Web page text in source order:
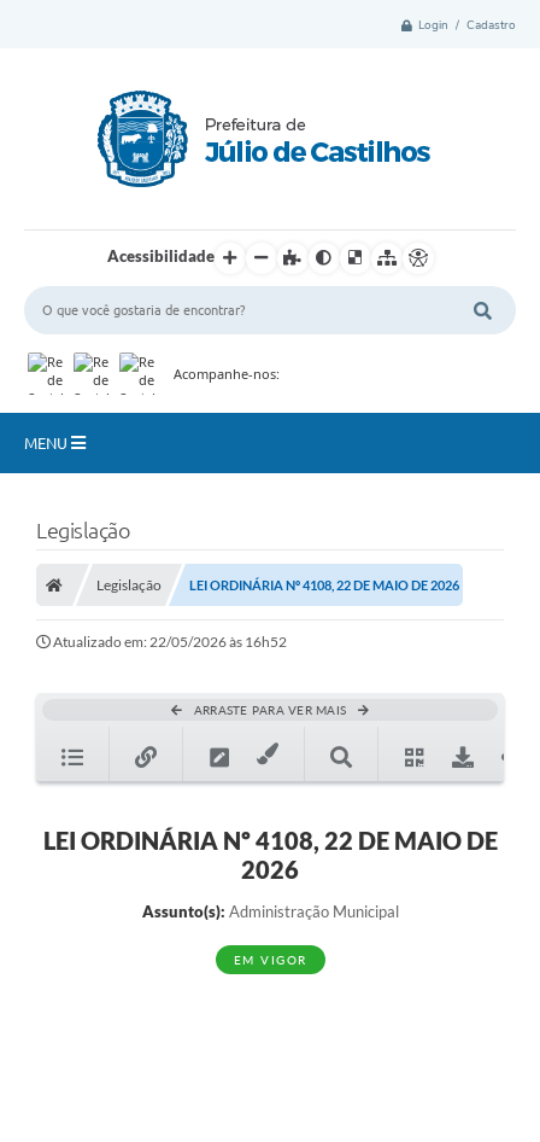
Login / Cadastro
Acessibilidade
Acompanhe-nos:
MENU
Nota Fiscal Gaúcha
Ouvidoria
e-sic
Contato
TCE/RS
Serviços e Informações Online
Legislação
Legislação LEI ORDINÁRIA Nº 4108, 22 DE MAIO DE 2026
Atualizado em: 22/05/2026 às 16h52
ARRASTE PARA VER MAIS
LEI ORDINÁRIA Nº 4108, 22 DE MAIO DE
2026
Assunto(s): Administração Municipal
EM VIGOR